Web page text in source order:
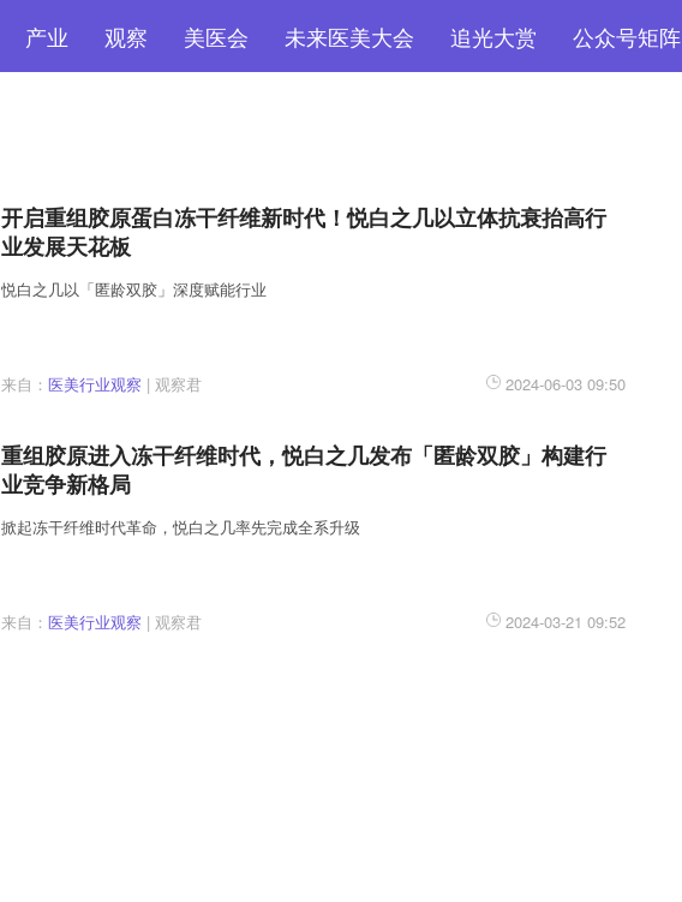
产业 观察 美医会 未来医美大会 追光大赏 公众号矩阵
开启重组胶原蛋白冻干纤维新时代！悦白之几以立体抗衰抬高行
业发展天花板
悦白之几以「匿龄双胶」深度赋能行业
来自： 医美行业观察 | 观察君 2024-06-03 09:50
重组胶原进入冻干纤维时代，悦白之几发布「匿龄双胶」构建行
业竞争新格局
掀起冻干纤维时代革命，悦白之几率先完成全系升级
来自： 医美行业观察 | 观察君 2024-03-21 09:52